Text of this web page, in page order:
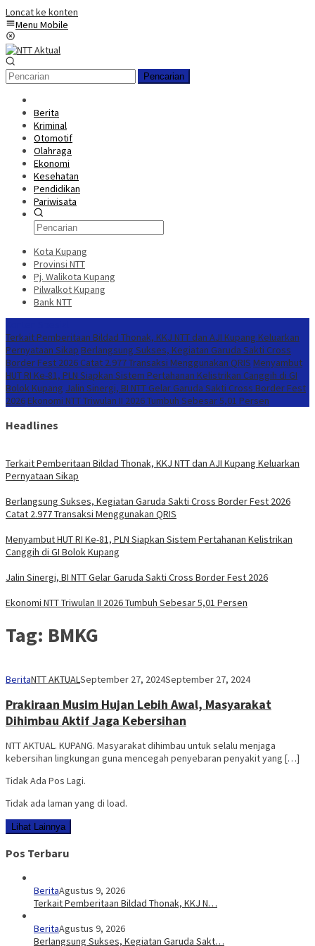
Loncat ke konten
Menu Mobile
Pencarian
Berita
Kriminal
Otomotif
Olahraga
Ekonomi
Kesehatan
Pendidikan
Pariwisata
Kota Kupang
Provinsi NTT
Pj. Walikota Kupang
Pilwalkot Kupang
Bank NTT
Terkait Pemberitaan Bildad Thonak, KKJ NTT dan AJI Kupang Keluarkan
Pernyataan Sikap Berlangsung Sukses, Kegiatan Garuda Sakti Cross
Border Fest 2026 Catat 2.977 Transaksi Menggunakan QRIS Menyambut
HUT RI Ke-81, PLN Siapkan Sistem Pertahanan Kelistrikan Canggih di GI
Bolok Kupang Jalin Sinergi, BI NTT Gelar Garuda Sakti Cross Border Fest
2026 Ekonomi NTT Triwulan II 2026 Tumbuh Sebesar 5,01 Persen
Headlines
Terkait Pemberitaan Bildad Thonak, KKJ NTT dan AJI Kupang Keluarkan
Pernyataan Sikap
Berlangsung Sukses, Kegiatan Garuda Sakti Cross Border Fest 2026
Catat 2.977 Transaksi Menggunakan QRIS
Menyambut HUT RI Ke-81, PLN Siapkan Sistem Pertahanan Kelistrikan
Canggih di GI Bolok Kupang
Jalin Sinergi, BI NTT Gelar Garuda Sakti Cross Border Fest 2026
Ekonomi NTT Triwulan II 2026 Tumbuh Sebesar 5,01 Persen
Tag: BMKG
BeritaNTT AKTUALSeptember 27, 2024September 27, 2024
Prakiraan Musim Hujan Lebih Awal, Masyarakat
Dihimbau Aktif Jaga Kebersihan
NTT AKTUAL. KUPANG. Masyarakat dihimbau untuk selalu menjaga
kebersihan lingkungan guna mencegah penyebaran penyakit yang […]
Tidak Ada Pos Lagi.
Tidak ada laman yang di load.
Lihat Lainnya
Pos Terbaru
BeritaAgustus 9, 2026
Terkait Pemberitaan Bildad Thonak, KKJ N…
BeritaAgustus 9, 2026
Berlangsung Sukses, Kegiatan Garuda Sakt…